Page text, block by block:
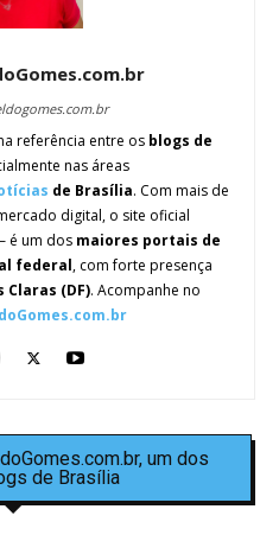
referência entre os blogs de
nas áreas
de Brasília. Com mais de
digital, o site oficial
é um dos maiores portais de
federal, com forte presença
Claras (DF). Acompanhe no
um dos
de Brasília